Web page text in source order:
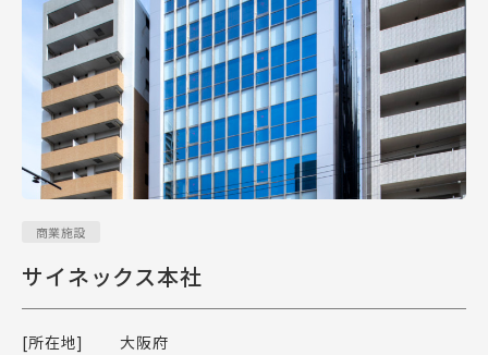
商業施設
サイネックス本社
[所在地]
大阪府